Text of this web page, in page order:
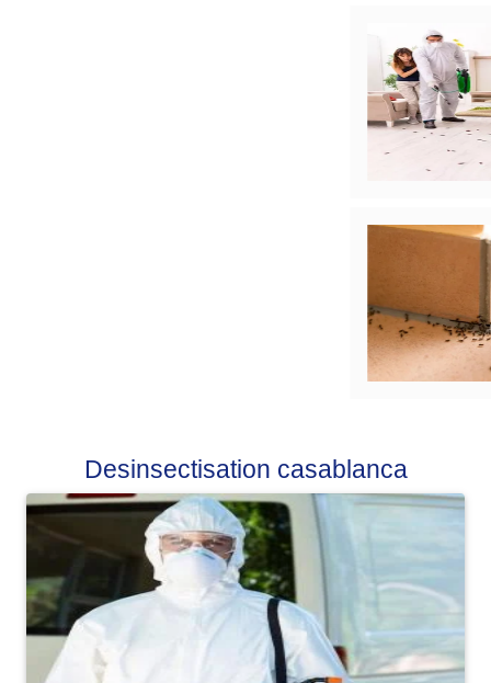
Desinsectisation casablanca